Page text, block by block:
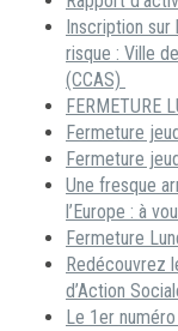
Inscription sur
risque : Ville
(CCAS)
FERMETURE
Fermeture
Fermeture
Une fresque
l’Europe : à
Fermeture
Redécouvrez
d’Action
Le 1er